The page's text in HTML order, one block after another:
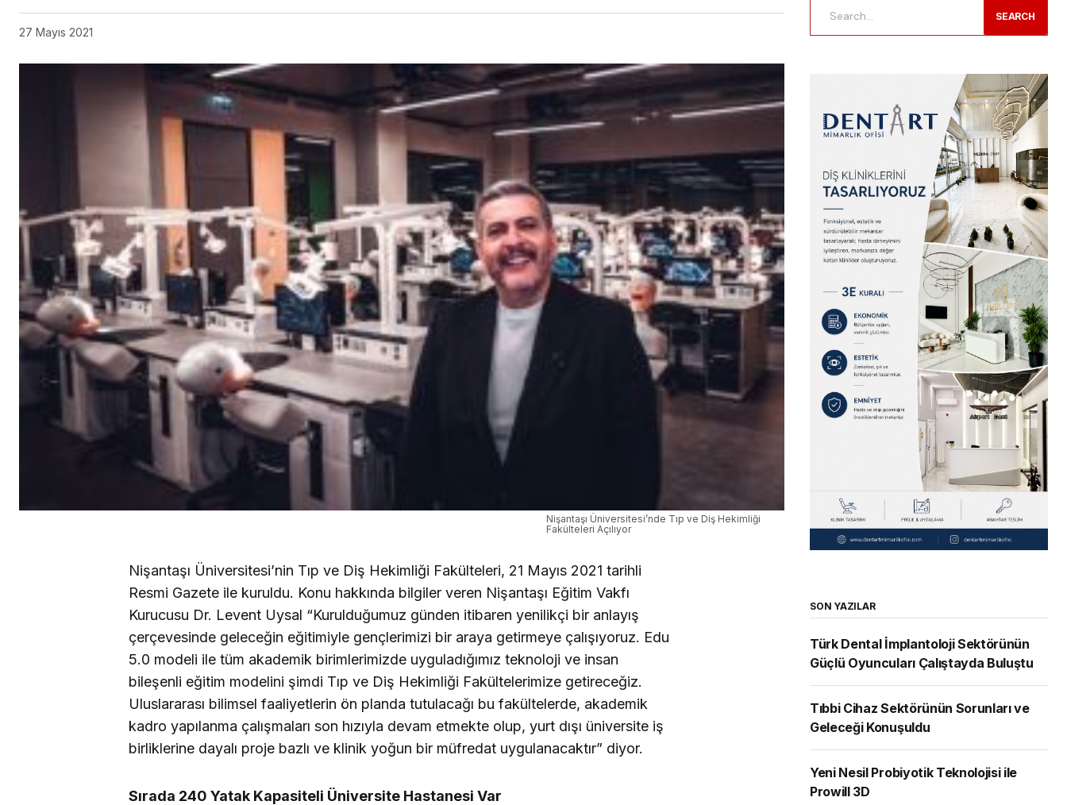
27 Mayıs 2021
Nişantaşı Üniversitesi’nde Tıp ve Diş Hekimliği
Fakülteleri Açılıyor
Nişantaşı Üniversitesi’nin Tıp ve Diş Hekimliği Fakülteleri, 21 Mayıs 2021 tarihli
Resmi Gazete ile kuruldu. Konu hakkında bilgiler veren Nişantaşı Eğitim Vakfı
Kurucusu Dr. Levent Uysal “Kurulduğumuz günden itibaren yenilikçi bir anlayış
çerçevesinde geleceğin eğitimiyle gençlerimizi bir araya getirmeye çalışıyoruz. Edu
5.0 modeli ile tüm akademik birimlerimizde uyguladığımız teknoloji ve insan
bileşenli eğitim modelini şimdi Tıp ve Diş Hekimliği Fakültelerimize getireceğiz.
Uluslararası bilimsel faaliyetlerin ön planda tutulacağı bu fakültelerde, akademik
kadro yapılanma çalışmaları son hızıyla devam etmekte olup, yurt dışı üniversite iş
birliklerine dayalı proje bazlı ve klinik yoğun bir müfredat uygulanacaktır” diyor.
Sırada 240 Yatak Kapasiteli Üniversite Hastanesi Var
SEARCH
SON YAZILAR
Türk Dental İmplantoloji Sektörünün
Güçlü Oyuncuları Çalıştayda Buluştu
Tıbbi Cihaz Sektörünün Sorunları ve
Geleceği Konuşuldu
Yeni Nesil Probiyotik Teknolojisi ile
Prowill 3D